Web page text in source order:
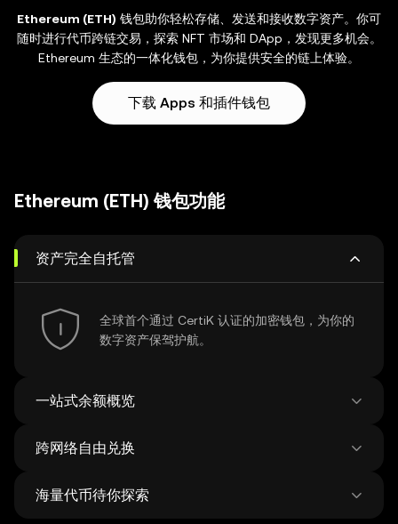
Ethereum (ETH) 钱包助你轻松存储、发送和接收数字资产。你可
随时进行代币跨链交易，探索 NFT 市场和 DApp，发现更多机会。
Ethereum 生态的一体化钱包，为你提供安全的链上体验。
下载 Apps 和插件钱包
Ethereum (ETH) 钱包功能
资产完全自托管
全球首个通过 CertiK 认证的加密钱包，为你的
数字资产保驾护航。
一站式余额概览
跨网络自由兑换
海量代币待你探索